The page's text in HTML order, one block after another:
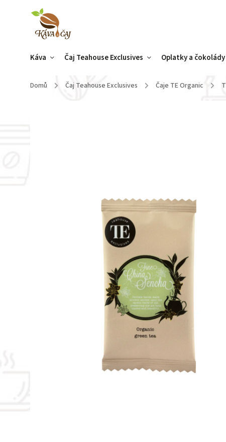
Káva Čaj Teahouse Exclusives Oplatky a čokolády
Domů / Čaj Teahouse Exclusives / Čaje TE Organic /